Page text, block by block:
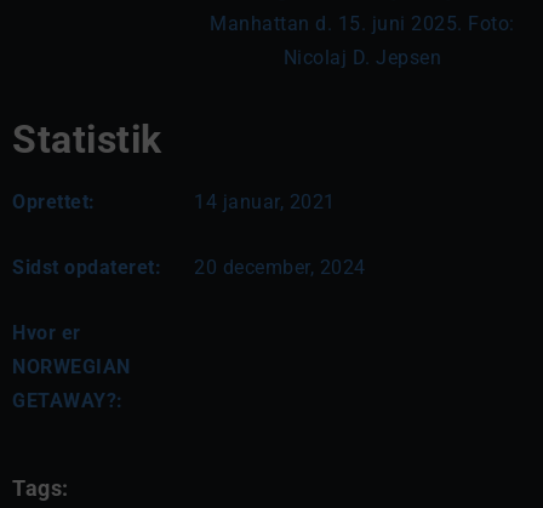
Manhattan d. 15. juni 2025. Foto:
Nicolaj D. Jepsen
Statistik
Oprettet: 14 januar, 2021
Sidst opdateret: 20 december, 2024
Hvor er
NORWEGIAN
GETAWAY?:
Tags: